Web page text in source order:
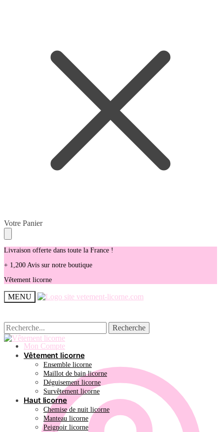
Skip
to
navigation
Skip
to
content
Votre Panier
Livraison offerte dans toute la France !
+ 1,200 Avis sur notre boutique
Vêtement licorne
MENU
Recherche
pour :
Recherche
Mon Compte
Recherche
pour :
Recherche
Vêtement licorne
Ensemble licorne
Maillot de bain licorne
Déguisement licorne
Survêtement licorne
Haut licorne
Chemise de nuit licorne
Manteau licorne
Peignoir licorne